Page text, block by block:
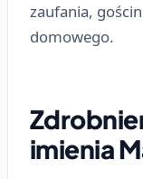
zaufania,
domowego.
imienia